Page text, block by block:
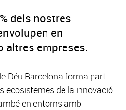
dels nostres
en
altres empreses.
Déu Barcelona forma part
ecosistemes de la innovació
en entorns amb